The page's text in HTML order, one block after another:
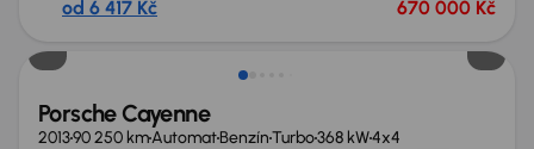
od 6 417 Kč 670 000 Kč
Možnost odpočtu DPH
Porsche Cayenne
201390 250 kmAutomatBenzínTurbo368 kW4x4